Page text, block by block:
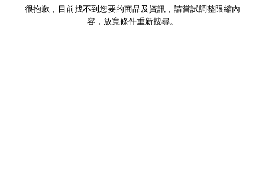
很抱歉，目前找不到您要的商品及資訊，請嘗試調整限縮內
容，放寬條件重新搜尋。